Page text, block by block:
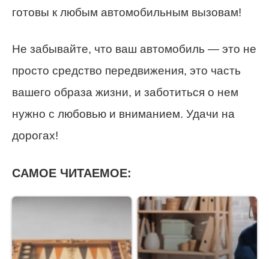
готовы к любым автомобильным вызовам!
Не забывайте, что ваш автомобиль — это не
просто средство передвижения, это часть
вашего образа жизни, и заботиться о нем
нужно с любовью и вниманием. Удачи на
дорогах!
САМОЕ ЧИТАЕМОЕ: